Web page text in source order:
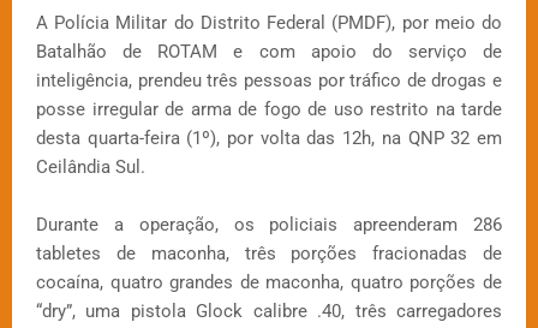
A Polícia Militar do Distrito Federal (PMDF), por meio do
Batalhão de ROTAM e com apoio do serviço de
inteligência, prendeu três pessoas por tráfico de drogas e
posse irregular de arma de fogo de uso restrito na tarde
desta quarta-feira (1º), por volta das 12h, na QNP 32 em
Ceilândia Sul.
Durante a operação, os policiais apreenderam 286
tabletes de maconha, três porções fracionadas de
cocaína, quatro grandes de maconha, quatro porções de
“dry”, uma pistola Glock calibre .40, três carregadores